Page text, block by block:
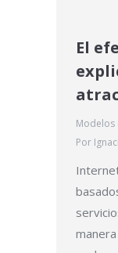
El
Modelos
Por